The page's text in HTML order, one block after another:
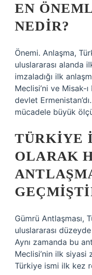
EN
NEDIR?
Önemi. Anlaşma,
uluslararası alanda
imzaladığı ilk
Meclisi’ni ve Misak-
devlet
mücadele büyük
TÜRKIYE
OLARAK
Gümrü Antlaşması,
uluslararası
Aynı zamanda bu
Meclisi’nin ilk
Türkiye ismi ilk kez